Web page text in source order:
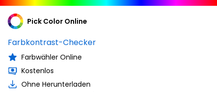
Pick Color Online
Farbkontrast-Checker
Farbwähler Online
Kostenlos
Ohne Herunterladen